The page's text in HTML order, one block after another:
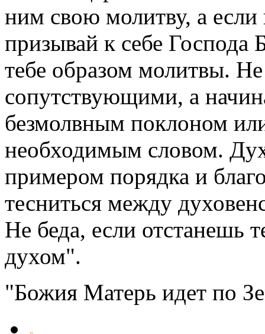
ним свою молитву, а
призывай к себе Господа
тебе образом молитвы.
сопутствующими, а
безмолвным поклоном
необходимым словом.
примером порядка и
тесниться между
Не беда, если отстанешь
духом".
"Божия Матерь идет по